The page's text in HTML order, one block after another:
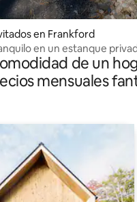
en Frankford
en un estanque
de un
mensuales